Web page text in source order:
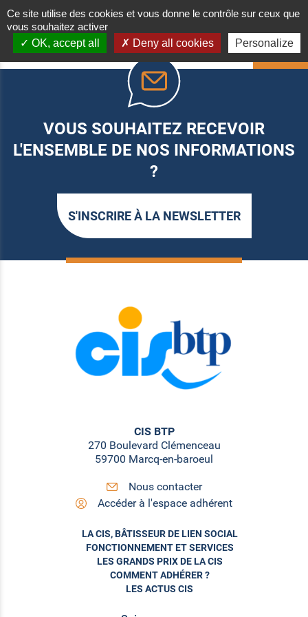
HAUT
VOUS SOUHAITEZ RECEVOIR
L'ENSEMBLE DE NOS INFORMATIONS
?
S'INSCRIRE À LA NEWSLETTER
CIS BTP
270 Boulevard Clémenceau
59700 Marcq-en-baroeul
Nous contacter
Accéder à l'espace adhérent
LA CIS, BÂTISSEUR DE LIEN SOCIAL
FONCTIONNEMENT ET SERVICES
LES GRANDS PRIX DE LA CIS
COMMENT ADHÉRER ?
LES ACTUS CIS
Ce site utilise des cookies et vous donne le contrôle sur ceux que
vous souhaitez activer
OK, accept all
Deny all cookies Personalize